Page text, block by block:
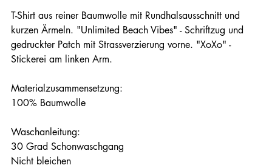
T-Shirt aus reiner Baumwolle mit Rundhalsausschnitt und
kurzen Ärmeln. "Unlimited Beach Vibes" - Schriftzug und
gedruckter Patch mit Strassverzierung vorne. "XoXo" -
Stickerei am linken Arm.
Materialzusammensetzung:
100% Baumwolle
Waschanleitung:
30 Grad Schonwaschgang
Nicht bleichen